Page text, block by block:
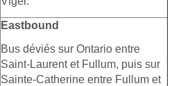
Eastbound
Bus déviés sur Ontario entre
Saint-Laurent et Fullum, puis sur
Sainte-Catherine entre Fullum et